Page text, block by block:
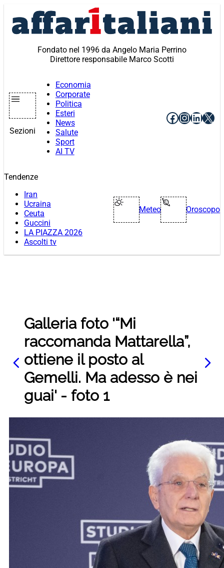
contenuto
Fondato nel 1996 da Angelo Maria Perrino
Direttore responsabile Marco Scotti
Sezioni
Economia
Corporate
Politica
Esteri
News
Salute
Sport
AI TV
Facebook
X
Tendenze
Iran
Ucraina
Ceuta
Guccini
LA PIAZZA 2026
Ascolti tv
Meteo Oroscopo
Galleria foto '“Mi
raccomanda Mattarella”,
ottiene il posto al
Gemelli. Ma adesso è nei
guai' - foto 1